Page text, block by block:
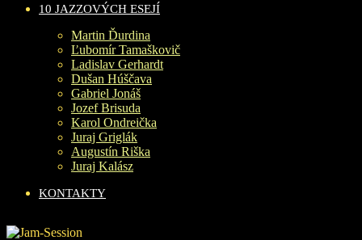
10 JAZZOVÝCH ESEJÍ
Martin Ďurdina
Ľubomír Tamaškovič
Ladislav Gerhardt
Dušan Húščava
Gabriel Jonáš
Jozef Brisuda
Karol Ondreička
Juraj Griglák
Augustín Riška
Juraj Kalász
KONTAKTY